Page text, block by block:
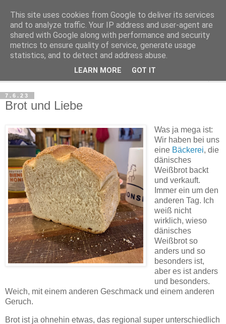
Haltungsturnen
Niveau sieht nur von unten aus wie Arroganz.
7.6.23
Brot und Liebe
Was ja mega ist:
Wir haben bei uns
eine Bäckerei, die
dänisches
Weißbrot backt
und verkauft.
Immer ein um den
anderen Tag. Ich
weiß nicht
wirklich, wieso
dänisches
Weißbrot so
anders und so
besonders ist,
aber es ist anders
und besonders.
Weich, mit einem anderen Geschmack und einem anderen
Geruch.
Brot ist ja ohnehin etwas, das regional super unterschiedlich
This site uses cookies from Google to deliver its services
and to analyze traffic. Your IP address and user-agent are
shared with Google along with performance and security
metrics to ensure quality of service, generate usage
statistics, and to detect and address abuse.
LEARN MORE GOT IT